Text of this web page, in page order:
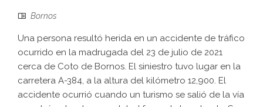
Bornos
Una persona resultó herida en un accidente de tráfico
ocurrido en la madrugada del 23 de julio de 2021
cerca de Coto de Bornos. El siniestro tuvo lugar en la
carretera A-384, a la altura del kilómetro 12,900. El
accidente ocurrió cuando un turismo se salió de la vía